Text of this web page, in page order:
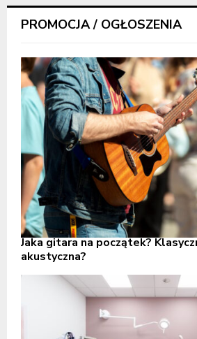
PROMOCJA / OGŁOSZENIA
Jaka gitara na początek?
akustyczna?